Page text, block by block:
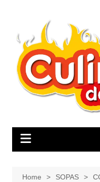
Home SOPAS